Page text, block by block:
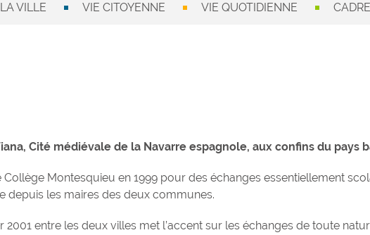
LA VILLE VIE CITOYENNE VIE QUOTIDIENNE
Cité médiévale de la Navarre espagnole, aux confins du
Collège Montesquieu en 1999 pour des échanges essentiellement
depuis les maires des deux communes.
2001 entre les deux villes met l’accent sur les échanges de toute